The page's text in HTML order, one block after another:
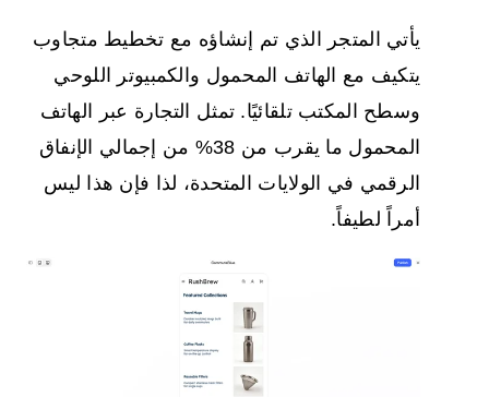
يأتي المتجر الذي تم إنشاؤه مع تخطيط متجاوب
يتكيف مع الهاتف المحمول والكمبيوتر اللوحي
وسطح المكتب تلقائيًا. تمثل التجارة عبر الهاتف
المحمول ما يقرب من 38% من إجمالي الإنفاق
الرقمي في الولايات المتحدة، لذا فإن هذا ليس
أمراً لطيفاً.